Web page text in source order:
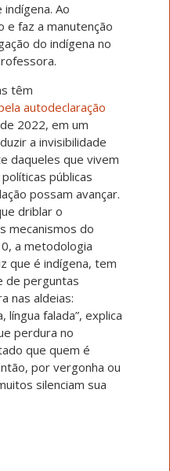
Ao
e faz a manutenção
do indígena no
têm
autodeclaração
2022, em um
a invisibilidade
daqueles que vivem
públicas
possam avançar.
driblar o
mecanismos do
a metodologia
que é indígena, tem
de perguntas
nas aldeias:
falada”, explica
perdura no
que quem é
por vergonha ou
silenciam sua